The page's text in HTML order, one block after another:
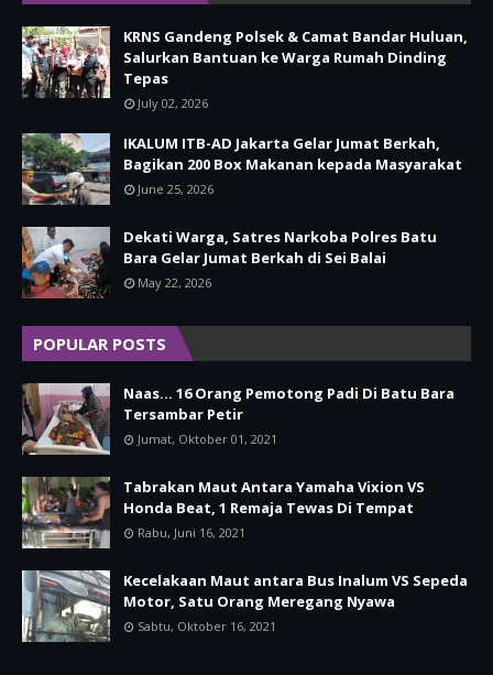
KRNS Gandeng Polsek & Camat Bandar Huluan,
Salurkan Bantuan ke Warga Rumah Dinding
Tepas
July 02, 2026
IKALUM ITB-AD Jakarta Gelar Jumat Berkah,
Bagikan 200 Box Makanan kepada Masyarakat
June 25, 2026
Dekati Warga, Satres Narkoba Polres Batu
Bara Gelar Jumat Berkah di Sei Balai
May 22, 2026
POPULAR POSTS
Naas... 16 Orang Pemotong Padi Di Batu Bara
Tersambar Petir
Jumat, Oktober 01, 2021
Tabrakan Maut Antara Yamaha Vixion VS
Honda Beat, 1 Remaja Tewas Di Tempat
Rabu, Juni 16, 2021
Kecelakaan Maut antara Bus Inalum VS Sepeda
Motor, Satu Orang Meregang Nyawa
Sabtu, Oktober 16, 2021